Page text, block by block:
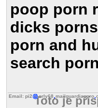
poop porn
dicks
porn and
search
Email: pi2 orly68 mailguardianpro
Toto je